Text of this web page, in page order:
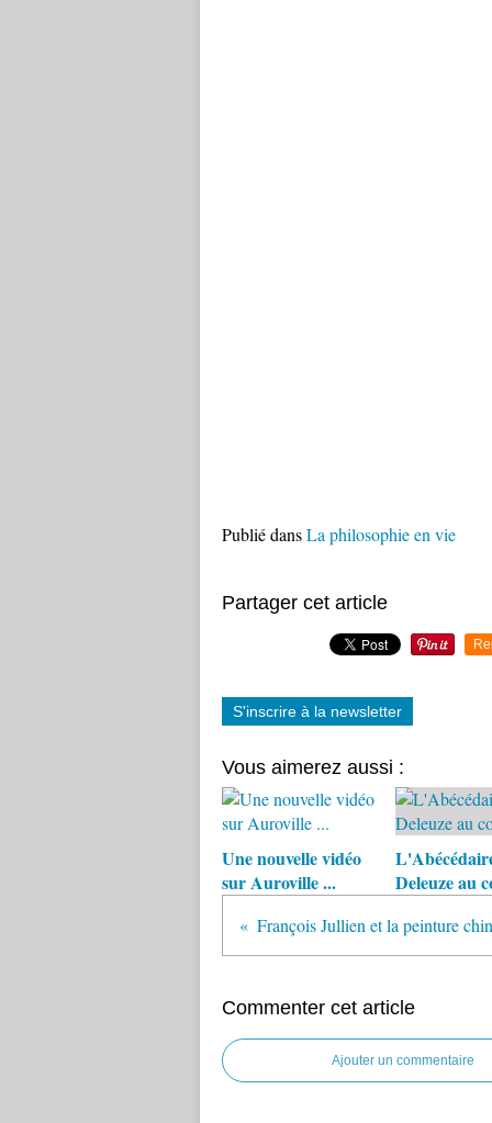
Publié dansLa philosophie en vie
Partager cet article
S'inscrire à la newsletter
Vous aimerez aussi :
Une nouvelle vidéo
sur Auroville ...
Deleuze au
François Jullien et la peinture
Commenter cet article
Ajouter un commentaire